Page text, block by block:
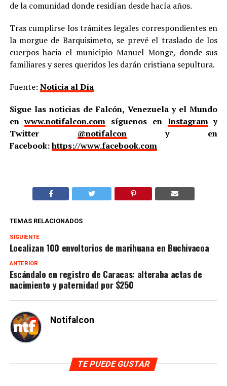
de la comunidad donde residían desde hacía años.
Tras cumplirse los trámites legales correspondientes en
la morgue de Barquisimeto, se prevé el traslado de los
cuerpos hacia el municipio Manuel Monge, donde sus
familiares y seres queridos les darán cristiana sepultura.
Fuente: Noticia al Día
Sigue las noticias de Falcón, Venezuela y el Mundo
enwww.notifalcon.com síguenos en Instagramy
Twitter @notifalcony en
Facebook:https://www.facebook.com
TEMAS RELACIONADOS
SIGUIENTE
Localizan 100 envoltorios de marihuana en Buchivacoa
ANTERIOR
Escándalo en registro de Caracas: alteraba actas de
nacimiento y paternidad por $250
Notifalcon
TE PUEDE GUSTAR